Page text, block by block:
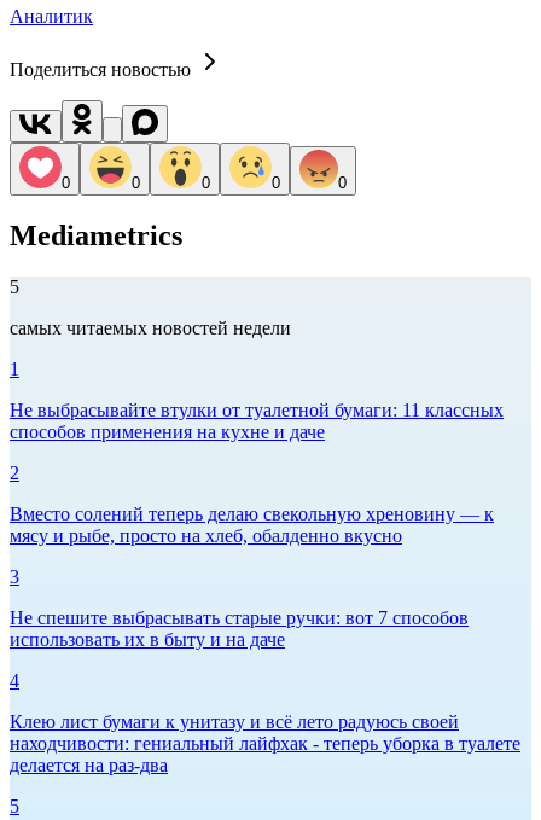
Аналитик
Поделиться новостью
0 0 0 0 0
Mediametrics
5
самых читаемых новостей недели
1
Не выбрасывайте втулки от туалетной бумаги: 11 классных
способов применения на кухне и даче
2
Вместо солений теперь делаю свекольную хреновину — к
мясу и рыбе, просто на хлеб, обалденно вкусно
3
Не спешите выбрасывать старые ручки: вот 7 способов
использовать их в быту и на даче
4
Клею лист бумаги к унитазу и всё лето радуюсь своей
находчивости: гениальный лайфхак - теперь уборка в туалете
делается на раз-два
5